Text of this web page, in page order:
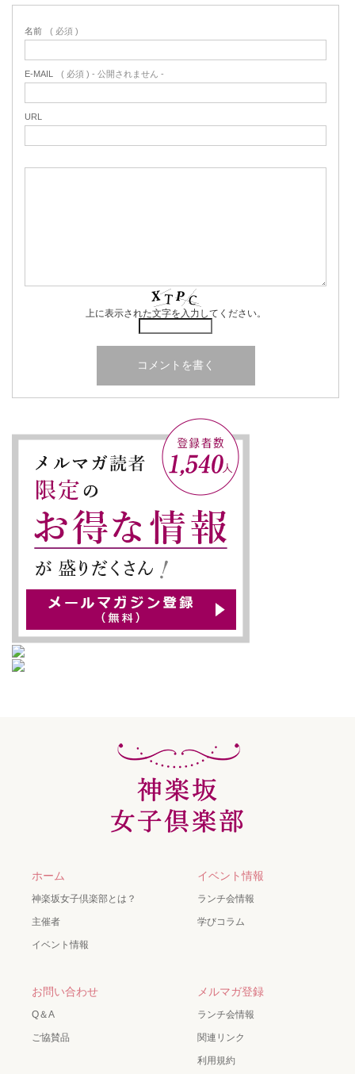
名前 ( 必須 )
E-MAIL ( 必須 ) - 公開されません -
URL
上に表示された文字を入力してください。
ホーム
神楽坂女子倶楽部とは？
主催者
イベント情報
イベント情報
ランチ会情報
学びコラム
お問い合わせ
Q＆A
ご協賛品
メルマガ登録
ランチ会情報
関連リンク
利用規約